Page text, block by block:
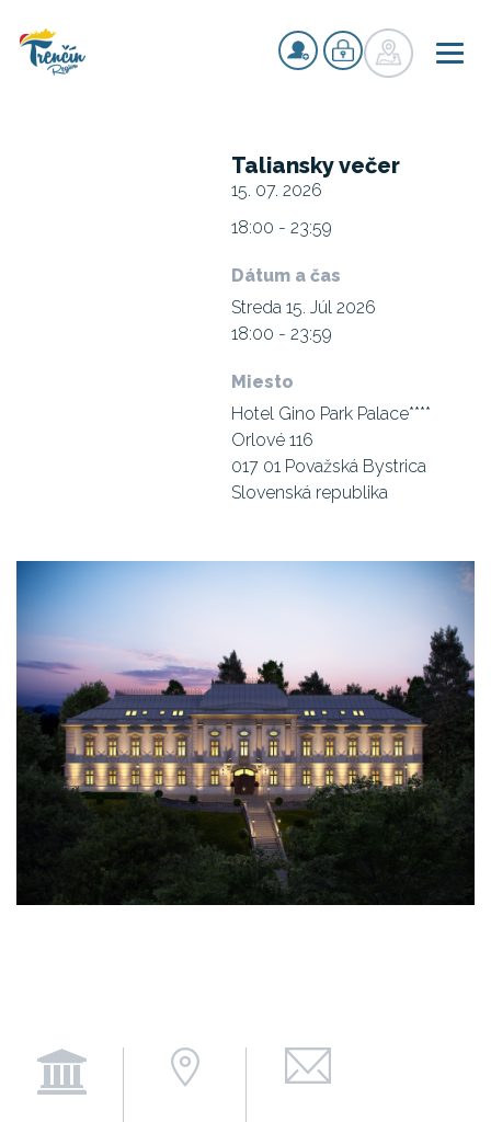
Taliansky večer
15. 07. 2026
18:00 - 23:59
Dátum a čas
Streda 15. Júl 2026
18:00 - 23:59
Miesto
​Hotel Gino Park Palace****
Orlové 116
017 01 Považská Bystrica
Slovenská republika